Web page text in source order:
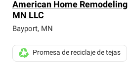
American Home Remodeling
MN LLC
Bayport, MN
Promesa de reciclaje de tejas